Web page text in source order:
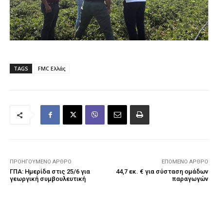
TAGS FMC Ελλάς
ΠΡΟΗΓΟΎΜΕΝΟ ΆΡΘΡΟ
ΓΠΑ: Ημερίδα στις 25/6 για
γεωργική συμβουλευτική
ΕΠΌΜΕΝΟ ΆΡΘΡΟ
44,7 εκ. € για σύσταση ομάδων
παραγωγών